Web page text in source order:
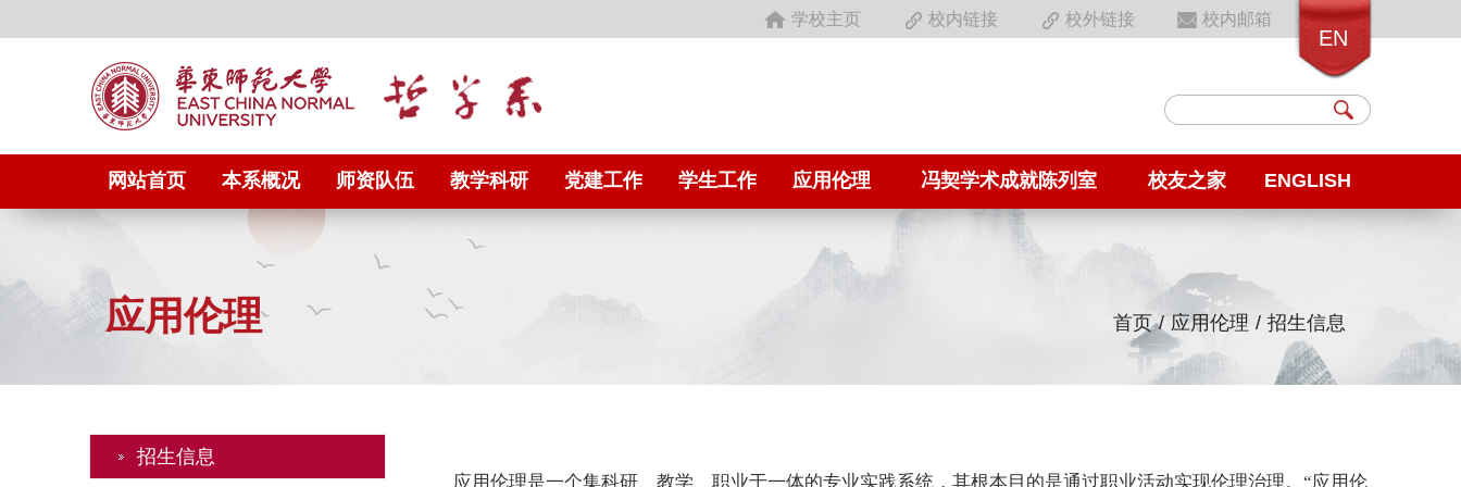
EN
学校主页 校内链接 校外链接 校内邮箱
网站首页 本系概况 师资队伍 教学科研 党建工作 学生工作 应用伦理 冯契学术成就陈列室 校友之家 ENGLISH
应用伦理 首页 / 应用伦理 / 招生信息
招生信息
应用伦理是一个集科研、教学、职业于一体的专业实践系统，其根本目的是通过职业活动实现伦理治理。“应用伦